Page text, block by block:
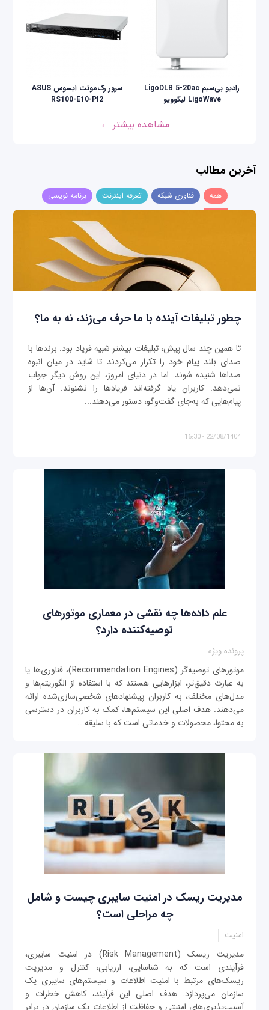
رادیو بی‌سیم LigoDLB 5-20ac
LigoWave لیگوویو
سرور رک‌مونت ایسوس ASUS
RS100-E10-PI2
مشاهده بیشتر ←
آخرین مطالب
همه فناوری شبکه تعرفه اینترنت برنامه نویسی
چطور تبلیغات آینده با ما حرف می‌زند، نه به ما؟
تا همین چند سال پیش، تبلیغات بیشتر شبیه فریاد بود. برندها با
صدای بلند پیام خود را تکرار می‌کردند تا شاید در میان انبوه
صداها شنیده شوند. اما در دنیای امروز، این روش دیگر جواب
نمی‌دهد. کاربران یاد گرفته‌اند فریادها را نشنوند. آن‌ها از
پیام‌هایی که به‌جای گفت‌وگو، دستور می‌دهند...
22/08/1404 - 16:30
علم داده‌ها چه نقشی در معماری موتورهای
توصیه‌کننده دارد؟
پرونده ویژه
موتورهای توصیه‌گر (Recommendation Engines)، فناوری‌ها یا
به عبارت دقیق‌تر، ابزارهایی هستند که با استفاده از الگوریتم‌ها و
مدل‌های مختلف، به کاربران پیشنهادهای شخصی‌سازی‌شده ارائه
می‌دهند. هدف اصلی این سیستم‌ها، کمک به کاربران در دسترسی
به محتوا، محصولات و خدماتی است که با سلیقه...
مدیریت ریسک در امنیت سایبری چیست و شامل
چه مراحلی است؟
امنیت
مدیریت ریسک (Risk Management) در امنیت سایبری،
فرآیندی است که به شناسایی، ارزیابی، کنترل و مدیریت
ریسک‌های مرتبط با امنیت اطلاعات و سیستم‌های سایبری یک
سازمان می‌پردازد. هدف اصلی این فرآیند، کاهش خطرات و
آسیب‌پذیری‌های امنیتی و حفاظت از اطلاعات یک سازمان در برابر